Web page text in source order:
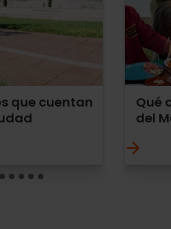
que cuentan
Qué
del